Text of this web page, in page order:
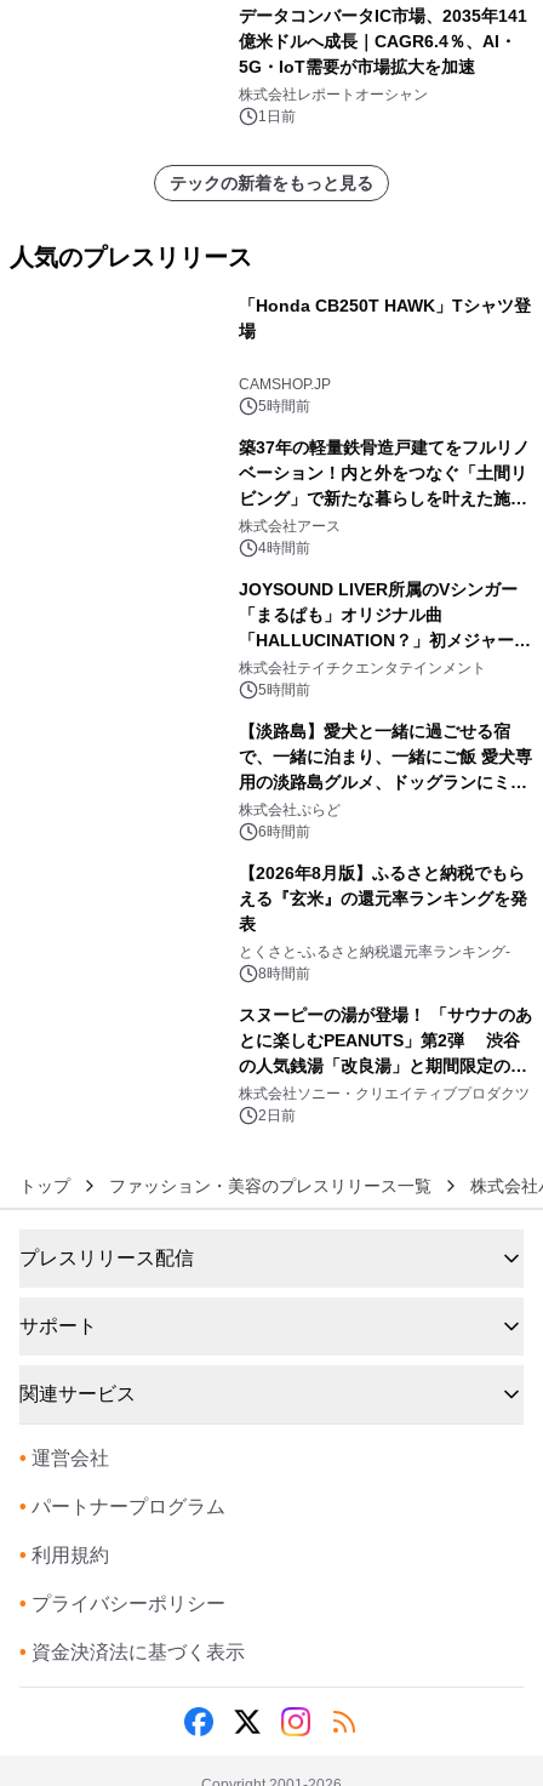
データコンバータIC市場、2035年141
億米ドルへ成長｜CAGR6.4％、AI・
5G・IoT需要が市場拡大を加速
株式会社レポートオーシャン
1日前
テックの新着をもっと見る
人気のプレスリリース
「Honda CB250T HAWK」Tシャツ登
場
CAMSHOP.JP
5時間前
築37年の軽量鉄骨造戸建てをフルリノ
ベーション！内と外をつなぐ「土間リ
ビング」で新たな暮らしを叶えた施工
事例を株式会社アースが公開
株式会社アース
4時間前
JOYSOUND LIVER所属のVシンガー
「まるぱも」オリジナル曲
「HALLUCINATION？」初メジャー配
信リリース決定！
株式会社テイチクエンタテインメント
5時間前
【淡路島】愛犬と一緒に過ごせる宿
で、一緒に泊まり、一緒にご飯 愛犬専
用の淡路島グルメ、ドッグランにミニ
プール グランピングとトレーラーハウ
スの2施設で
株式会社ぷらど
6時間前
【2026年8月版】ふるさと納税でもら
える『玄米』の還元率ランキングを発
表
とくさと-ふるさと納税還元率ランキング-
8時間前
スヌーピーの湯が登場！ 「サウナのあ
とに楽しむPEANUTS」第2弾 渋谷
の人気銭湯「改良湯」と期間限定のコ
ラボレーション サウナイキタイコラ
ボグッズも発売決定！
株式会社ソニー・クリエイティブプロダクツ
2日前
トップ ファッション・美容のプレスリリース一覧 株式会
プレスリリース配信
サポート
関連サービス
• 運営会社
• パートナープログラム
• 利用規約
• プライバシーポリシー
• 資金決済法に基づく表示